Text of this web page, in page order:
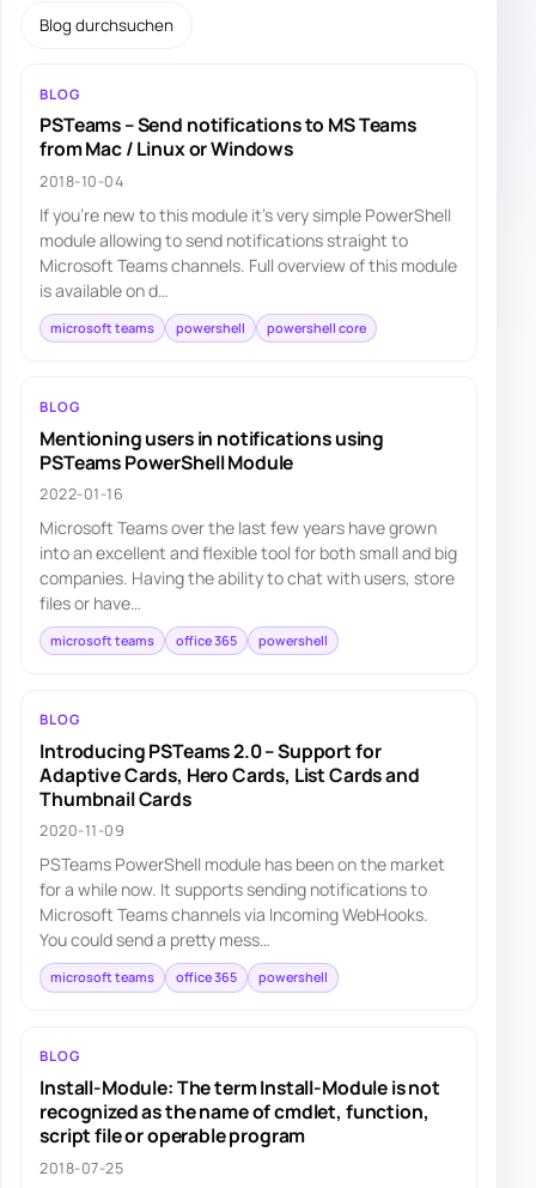
Blog durchsuchen
BLOG
PSTeams – Send notifications to MS Teams
from Mac / Linux or Windows
2018-10-04
If you're new to this module it's very simple PowerShell
module allowing to send notifications straight to
Microsoft Teams channels. Full overview of this module
is available on d…
microsoft teams powershell powershell core
BLOG
Mentioning users in notifications using
PSTeams PowerShell Module
2022-01-16
Microsoft Teams over the last few years have grown
into an excellent and flexible tool for both small and big
companies. Having the ability to chat with users, store
files or have…
microsoft teams office 365 powershell
BLOG
Introducing PSTeams 2.0 – Support for
Adaptive Cards, Hero Cards, List Cards and
Thumbnail Cards
2020-11-09
PSTeams PowerShell module has been on the market
for a while now. It supports sending notifications to
Microsoft Teams channels via Incoming WebHooks.
You could send a pretty mess…
microsoft teams office 365 powershell
BLOG
Install-Module: The term Install-Module is not
recognized as the name of cmdlet, function,
script file or operable program
2018-07-25